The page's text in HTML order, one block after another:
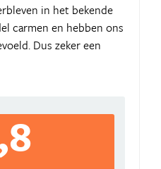
in het bekende
carmen en hebben ons
Dus zeker een